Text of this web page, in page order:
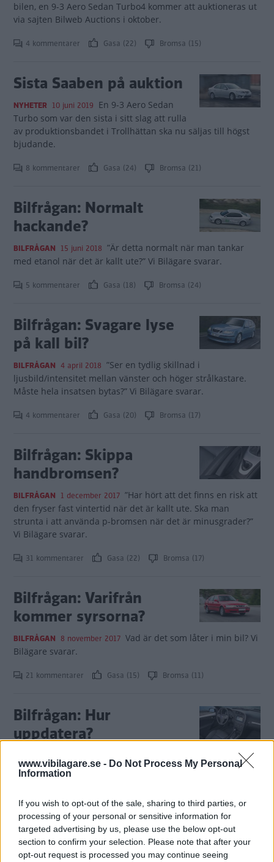
www.vibilagare.se - Do Not Process My Personal
Information
If you wish to opt-out of the sale, sharing to third parties, or
processing of your personal or sensitive information for
targeted advertising by us, please use the below opt-out
section to confirm your selection. Please note that after your
opt-out request is processed you may continue seeing
bilen, en 9-3 Aero Sedan Turbo4 kommer att auktioneras ut
via sajten Bilweb Auctions i oktober.
4 kommentarer Gasa (22) Bromsa (15)
Sista Saaben på auktion
NYHETER 10 juni 2019 En 9-3 Aero Sedan
Turbo som var den sista i sitt slag att rulla
av produktionsbandet i Trollhättan ska nu säljas till högst
bjudande.
8 kommentarer Gasa (24) Bromsa (21)
Bilfrågan: Normalt
hackande?
BILFRÅGAN 15 juni 2018 ”Är detta normalt när man tankar
med etanol när det är kallt ute?” Vi Bilägare svarar.
5 kommentarer Gasa (18) Bromsa (24)
Bilfrågan: Svagare lyse
på kall bil?
BILFRÅGAN 4 april 2018 ”Ser en tydlig skillnad i
ljusbild/intensitet mellan vänster och höger strålkastare.
Måste hela insatsen bytas?” Vi Bilägare svarar.
4 kommentarer Gasa (20) Bromsa (17)
Bilfrågan: Skippa
handbromsen?
BILFRÅGAN 1 december 2017 ”Har hört att det finns en risk att
den fryser fast vintertid när det är kallt ute. Ska man
strunta i att använda p-bromsen när det är minusgrader?”
Vi Bilägare svarar.
31 kommentarer Gasa (22) Bromsa (17)
Bilfrågan: Varifrån
kommer syrsorna?
BILFRÅGAN 8 november 2017 Vad är det som låter i min bil? Vi
Bilägare svarar.
21 kommentarer Gasa (15) Bromsa (11)
Bilfrågan: Hur
uppdatera?
5 kommentarer
Bilfrågan: Saab som
förstabil?
”Vad ska man tänka på när det gäller